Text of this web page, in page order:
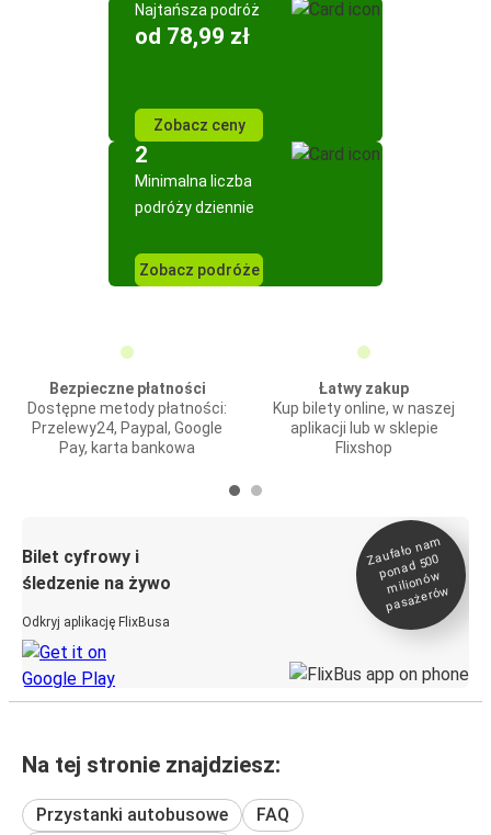
Najtańsza podróż
od 78,99 zł
Zobacz ceny
2
Minimalna liczba
podróży dziennie
Zobacz podróże
Bezpieczne płatności
Dostępne metody płatności:
Przelewy24, Paypal, Google
Pay, karta bankowa
Łatwy zakup
Kup bilety online, w naszej
aplikacji lub w sklepie
Flixshop
Bilet cyfrowy i
śledzenie na żywo
Odkryj aplikację FlixBusa
Zaufało na
m
ponad 500
milionó
w
pasażeró
w
Na tej stronie znajdziesz:
Przystanki autobusowe
FAQ